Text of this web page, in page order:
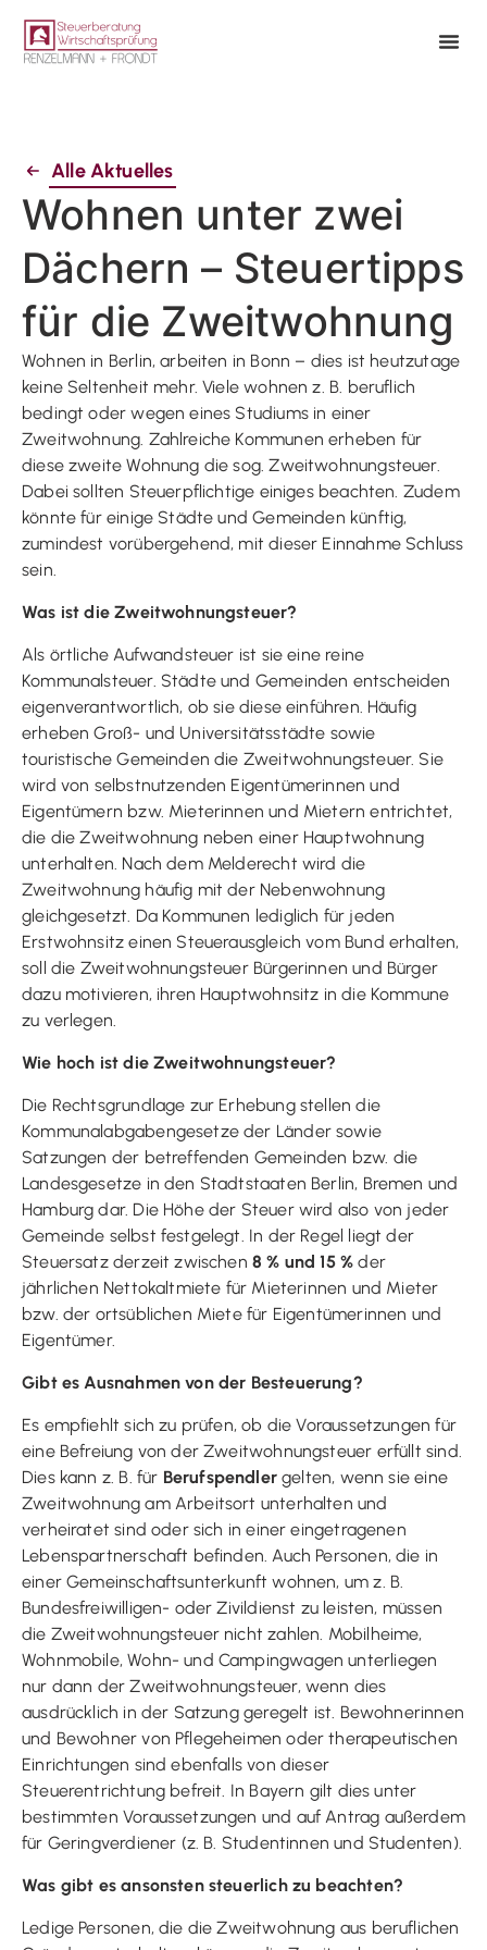
Alle Aktuelles
Wohnen unter zwei
Dächern – Steuertipps
für die Zweitwohnung
Wohnen in Berlin, arbeiten in Bonn – dies ist heutzutage
keine Seltenheit mehr. Viele wohnen z. B. beruflich
bedingt oder wegen eines Studiums in einer
Zweitwohnung. Zahlreiche Kommunen erheben für
diese zweite Wohnung die sog. Zweitwohnungsteuer.
Dabei sollten Steuerpflichtige einiges beachten. Zudem
könnte für einige Städte und Gemeinden künftig,
zumindest vorübergehend, mit dieser Einnahme Schluss
sein.
Was ist die Zweitwohnungsteuer?
Als örtliche Aufwandsteuer ist sie eine reine
Kommunalsteuer. Städte und Gemeinden entscheiden
eigenverantwortlich, ob sie diese einführen. Häufig
erheben Groß- und Universitätsstädte sowie
touristische Gemeinden die Zweitwohnungsteuer. Sie
wird von selbstnutzenden Eigentümerinnen und
Eigentümern bzw. Mieterinnen und Mietern entrichtet,
die die Zweitwohnung neben einer Hauptwohnung
unterhalten. Nach dem Melderecht wird die
Zweitwohnung häufig mit der Nebenwohnung
gleichgesetzt. Da Kommunen lediglich für jeden
Erstwohnsitz einen Steuerausgleich vom Bund erhalten,
soll die Zweitwohnungsteuer Bürgerinnen und Bürger
dazu motivieren, ihren Hauptwohnsitz in die Kommune
zu verlegen.
Wie hoch ist die Zweitwohnungsteuer?
Die Rechtsgrundlage zur Erhebung stellen die
Kommunalabgabengesetze der Länder sowie
Satzungen der betreffenden Gemeinden bzw. die
Landesgesetze in den Stadtstaaten Berlin, Bremen und
Hamburg dar. Die Höhe der Steuer wird also von jeder
Gemeinde selbst festgelegt. In der Regel liegt der
Steuersatz derzeit zwischen8 % und 15 % der
jährlichen Nettokaltmiete für Mieterinnen und Mieter
bzw. der ortsüblichen Miete für Eigentümerinnen und
Eigentümer.
Gibt es Ausnahmen von der Besteuerung?
Es empfiehlt sich zu prüfen, ob die Voraussetzungen für
eine Befreiung von der Zweitwohnungsteuer erfüllt sind.
Dies kann z. B. für Berufspendlergelten, wenn sie eine
Zweitwohnung am Arbeitsort unterhalten und
verheiratet sind oder sich in einer eingetragenen
Lebenspartnerschaft befinden. Auch Personen, die in
einer Gemeinschaftsunterkunft wohnen, um z. B.
Bundesfreiwilligen- oder Zivildienst zu leisten, müssen
die Zweitwohnungsteuer nicht zahlen. Mobilheime,
Wohnmobile, Wohn- und Campingwagen unterliegen
nur dann der Zweitwohnungsteuer, wenn dies
ausdrücklich in der Satzung geregelt ist. Bewohnerinnen
und Bewohner von Pflegeheimen oder therapeutischen
Einrichtungen sind ebenfalls von dieser
Steuerentrichtung befreit. In Bayern gilt dies unter
bestimmten Voraussetzungen und auf Antrag außerdem
für Geringverdiener (z. B. Studentinnen und Studenten).
Was gibt es ansonsten steuerlich zu beachten?
Ledige Personen, die die Zweitwohnung aus beruflichen